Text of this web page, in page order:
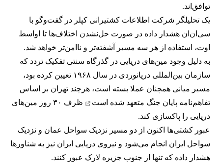
توافق‌اند.
یک تحلیلگر شرکت اطلاعات کشتیرانی کپلر در گفت‌و‌گو با
سی‌ان‌ان هشدار داده در صورت حل‌نشدن اختلاف‌ها تا اواسط
اوت، استفاده از هر سه مسیر آشفته‌تر و ناامن‌تر خواهد شد.
به دلیل وجود مین‌های دریایی در گذرگاه سنتی تفکیک تردد که
سازمان بین‌المللی دریانوردی در سال ۱۹۶۸ تعیین کرده بود،
مسیر میانی همچنان عملا بسته است، هرچند تهران بر اساس
تفاهم‌نامه پایان جنگ متعهد شده است
ظرف ۳۰ روز مین‌های
دریایی را پاکسازی کند.
عبور کشتی‌ها اکنون از دو مسیر نزدیک سواحل عمان و نزدیک
سواحل ایران انجام می‌شود و نیروی دریایی ایران نیز به شناورها
هشدار داده که تنها از جنوب جزیره لارک عبور کنند.